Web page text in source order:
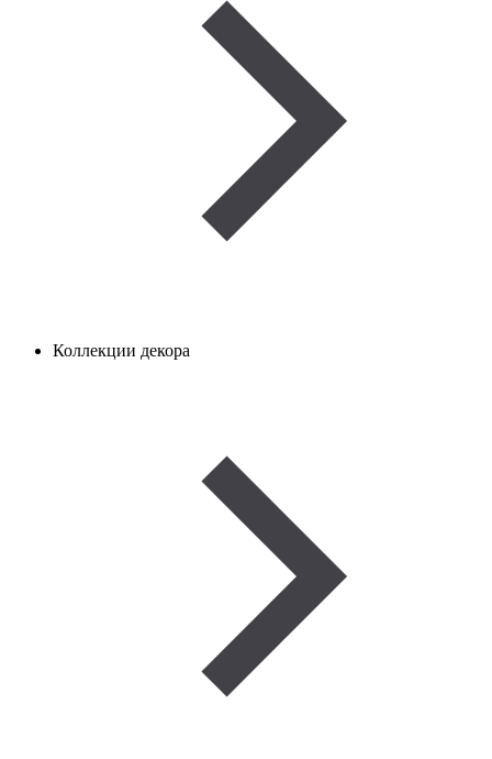
Коллекции декора